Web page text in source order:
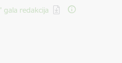
gala redakcija